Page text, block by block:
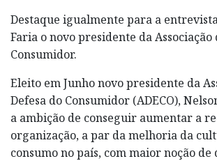
Destaque igualmente para a
Faria o novo presidente da Associação
Consumidor.
Eleito em Junho novo presidente da
Defesa do Consumidor (ADECO),
a ambição de conseguir aumentar a
organização, a par da melhoria da
consumo no país, com maior noção de